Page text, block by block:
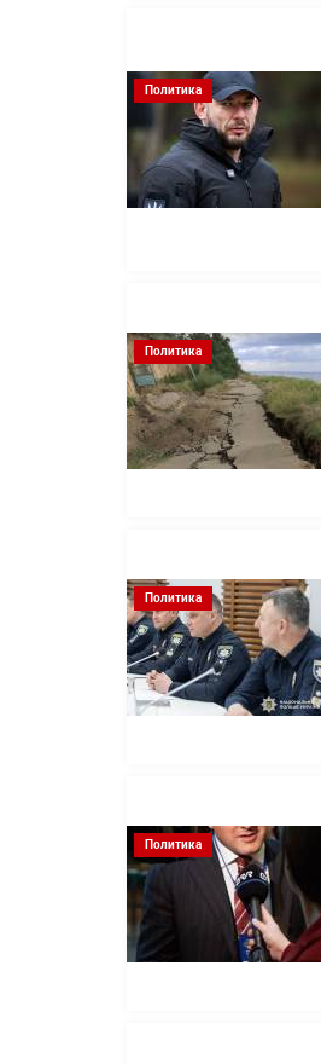
Политика
Политика
Политика
Политика